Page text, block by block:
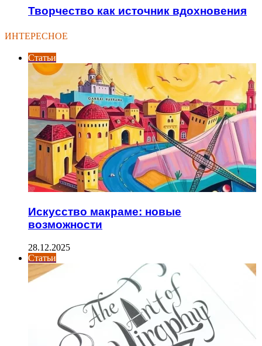
Творчество как источник вдохновения
ИНТЕРЕСНОЕ
Статьи
Искусство макраме: новые
возможности
28.12.2025
Статьи